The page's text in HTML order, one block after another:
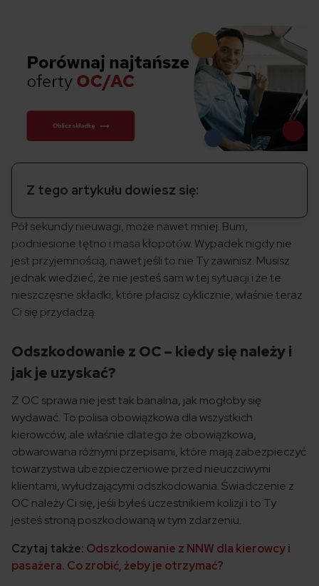
Z tego artykułu dowiesz się:
Pół sekundy nieuwagi, może nawet mniej. Bum,
podniesione tętno i masa kłopotów. Wypadek nigdy nie
jest przyjemnością, nawet jeśli to nie Ty zawinisz. Musisz
jednak wiedzieć, że nie jesteś sam w tej sytuacji i że te
nieszczęsne składki, które płacisz cyklicznie, właśnie teraz
Ci się przydadzą.
Odszkodowanie z OC – kiedy się należy i
jak je uzyskać?
Z OC sprawa nie jest tak banalna, jak mogłoby się
wydawać. To polisa obowiązkowa dla wszystkich
kierowców, ale właśnie dlatego że obowiązkowa,
obwarowana różnymi przepisami, które mają zabezpieczyć
towarzystwa ubezpieczeniowe przed nieuczciwymi
klientami, wyłudzającymi odszkodowania. Świadczenie z
OC należy Ci się, jeśli byłeś uczestnikiem kolizji i to Ty
jesteś stroną poszkodowaną w tym zdarzeniu.
Czytaj także: Odszkodowanie z NNW dla kierowcy i
pasażera. Co zrobić, żeby je otrzymać?